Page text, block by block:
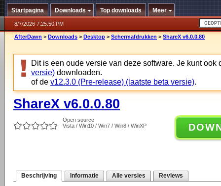
Startpagina Downloads Top downloads Meer
8/7/2026 7:25:50 PM
AfterDawn > Downloads > Desktop > Schermafdrukken > ShareX v6.0.0.80
Dit is een oude versie van deze software. Je kunt ook
versie) downloaden.
of de v12.3.0 (Pre-release) (laatste beta versie).
ShareX v6.0.0.80
Open source
Vista / Win10 / Win7 / Win8 / WinXP
Beschrijving Informatie Alle versies Reviews